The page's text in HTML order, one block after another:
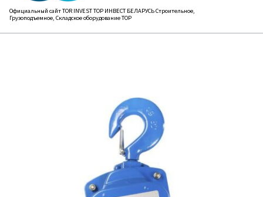
Официальный сайт TOR INVEST ТОР ИНВЕСТ БЕЛАРУСЬ Строительное,
Грузоподъемное, Складское оборудование ТОР